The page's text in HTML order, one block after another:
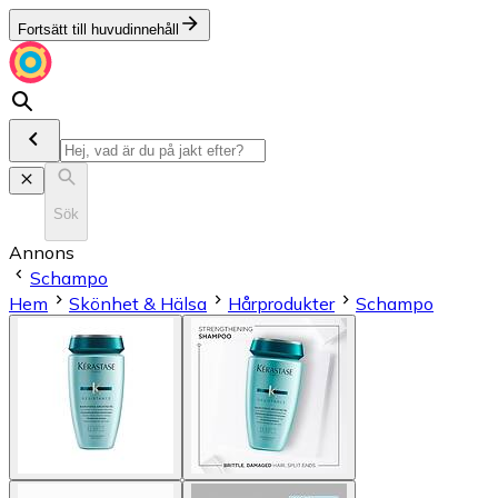
Fortsätt till huvudinnehåll
Sök
Annons
Schampo
Hem
Skönhet & Hälsa Hårprodukter Schampo